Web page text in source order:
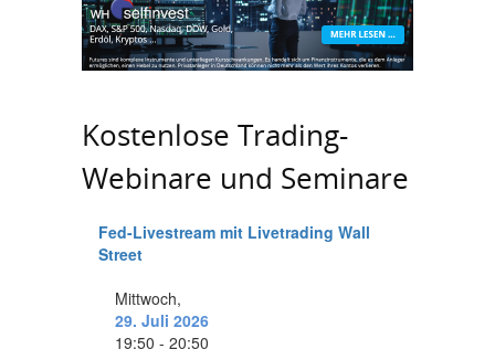
Kostenlose Trading-
Webinare und Seminare